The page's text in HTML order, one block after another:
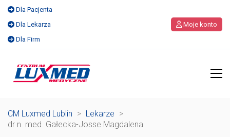
Dla Pacjenta
Dla Lekarza
Dla Firm
Moje konto
CM Luxmed Lublin > Lekarze >
dr n. med. Gałecka-Josse Magdalena